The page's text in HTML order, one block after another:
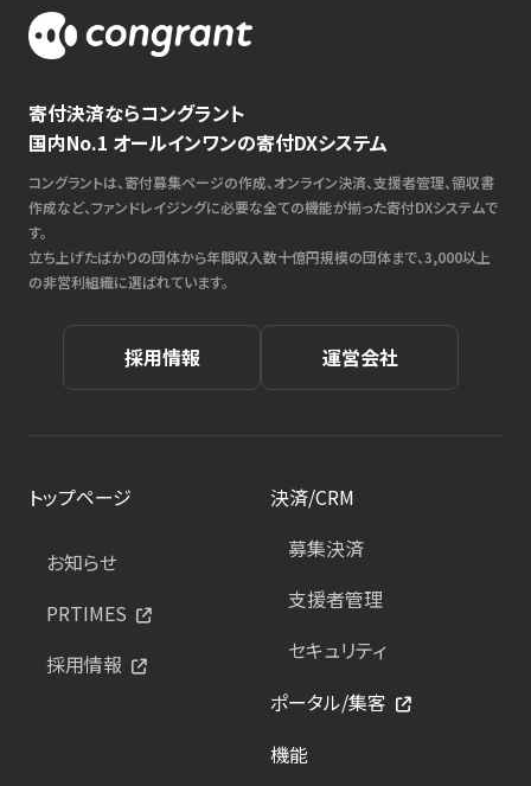
寄付決済ならコングラント
国内No.1 オールインワンの寄付DXシステム
コングラントは、寄付募集ページの作成、オンライン決済、支援者管理、領収書
作成など、ファンドレイジングに必要な全ての機能が揃った寄付DXシステムで
す。
立ち上げたばかりの団体から年間収入数十億円規模の団体まで、3,000以上
の非営利組織に選ばれています。
採用情報 運営会社
トップページ
お知らせ
PRTIMES
採用情報
決済/CRM
募集決済
支援者管理
セキュリティ
ポータル/集客
機能